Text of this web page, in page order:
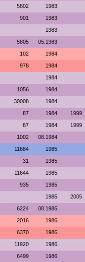
5802 1983
901 1983
1983
5805 05.1983
102 1984
978 1984
1984
1056 1984
30008 1984
87 1984 1999
87 1984 1999
1002 08.1984
11684 1985
31 1985
11644 1985
935 1985
1985 2005
6224 08.1985
2016 1986
6370 1986
11920 1986
6499 1986